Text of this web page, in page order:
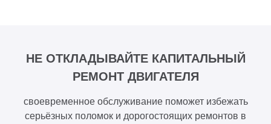
НЕ ОТКЛАДЫВАЙТЕ КАПИТАЛЬНЫЙ
РЕМОНТ ДВИГАТЕЛЯ
своевременное обслуживание поможет избежать
серьёзных поломок и дорогостоящих ремонтов в